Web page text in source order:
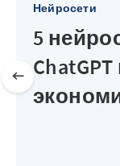
Нейросети
5